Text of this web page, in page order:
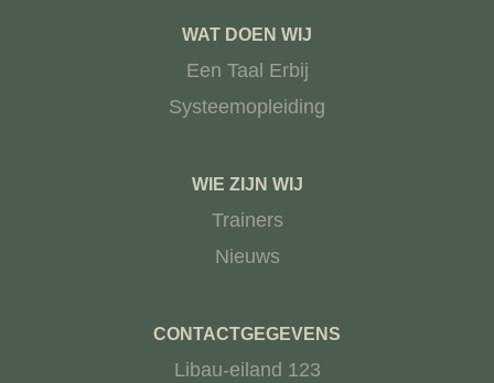
WAT DOEN WIJ
Een Taal Erbij
Systeemopleiding
WIE ZIJN WIJ
Trainers
Nieuws
CONTACTGEGEVENS
Libau-eiland 123